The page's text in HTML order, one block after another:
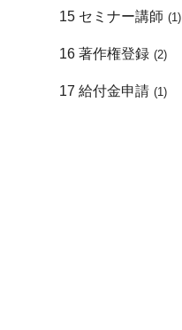
15 セミナー講師 (1)
16 著作権登録 (2)
17 給付金申請 (1)